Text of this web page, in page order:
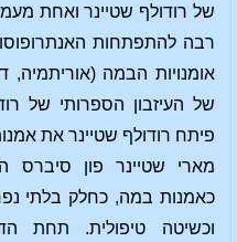
של רודולף שטיינר ואחת
רבה להתפתחות
אומנויות הבמה (אוריתמיה,
פיתח רודולף שטיינר את
מארי שטיינר פון סיברס
כאמנות במה, כחלק בלתי
וכשיטה טיפולית. תחת